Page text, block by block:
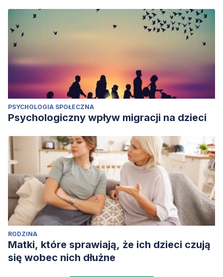
PSYCHOLOGIA SPOŁECZNA
Psychologiczny wpływ migracji na dzieci
RODZINA
Matki, które sprawiają, że ich dzieci czują
się wobec nich dłużne